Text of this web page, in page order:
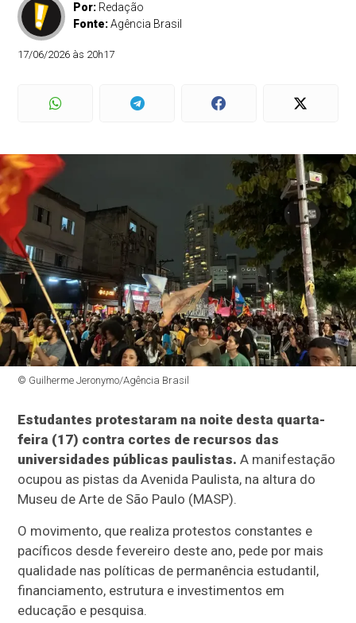
Por: Redação
Fonte:Agência Brasil
17/06/2026 às 20h17
© Guilherme Jeronymo/Agência Brasil
Estudantes protestaram na noite desta quarta-
feira (17) contra cortes de recursos das
universidades públicas paulistas. A manifestação
ocupou as pistas da Avenida Paulista, na altura do
Museu de Arte de São Paulo (MASP).
O movimento, que realiza protestos constantes e
pacíficos desde fevereiro deste ano, pede por mais
qualidade nas políticas de permanência estudantil,
financiamento, estrutura e investimentos em
educação e pesquisa.